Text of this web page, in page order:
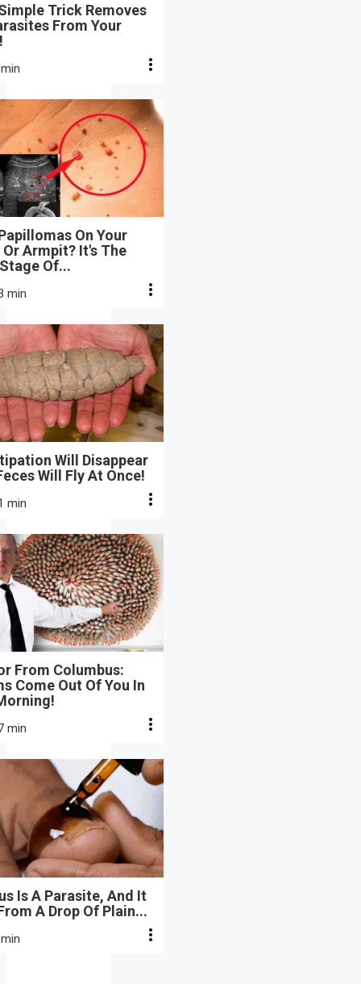
Trick Removes
From Your
On Your
Armpit? It's The
Of...
min
Will Disappear
Will Fly At Once!
min
From Columbus:
Come Out Of You In
min
Is A Parasite, And It
A Drop Of Plain...